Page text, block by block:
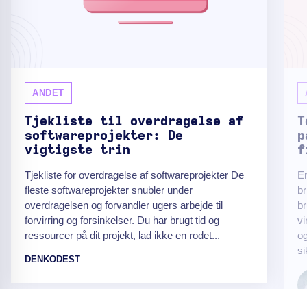
ANDET
Tjekliste til overdragelse af
softwareprojekter: De
vigtigste trin
Tjekliste for overdragelse af softwareprojekter De
fleste softwareprojekter snubler under
overdragelsen og forvandler ugers arbejde til
forvirring og forsinkelser. Du har brugt tid og
ressourcer på dit projekt, lad ikke en rodet...
DENKODEST